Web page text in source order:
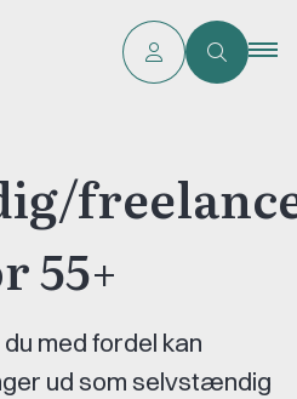
55+
med fordel kan
ud som selvstændig